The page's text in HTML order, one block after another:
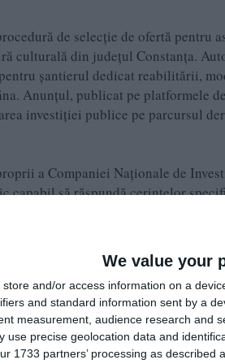
We value your
store and/or access information on a
and standard information sent by a
measurement, audience research and
use precise geolocation data and
1733 partners’ processing as described
de selecție de ofertă pentru
culturală din județul Constanța.
șantierul dedicat reabilitării,
Anunțul, publicat pe platformele
investiției publice pe parcursul
a Companiei Naționale de
capabil să răspundă cerințelor
locală, iar monitorizarea
sustragerile de materiale de
publică se ridică la suma de
și operaționale necesare unei